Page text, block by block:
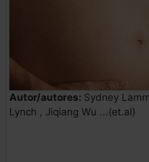
Autor/autores: Sydney
Lynch , Jiqiang Wu ...(et.al)